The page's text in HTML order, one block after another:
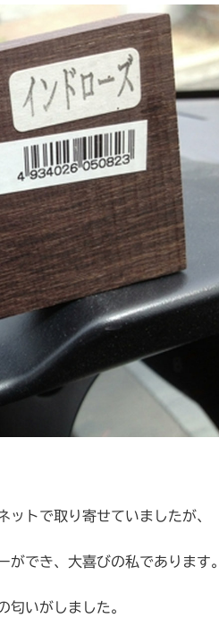
トで取り寄せていましたが、
でき、大喜びの私であります。
匂いがしました。